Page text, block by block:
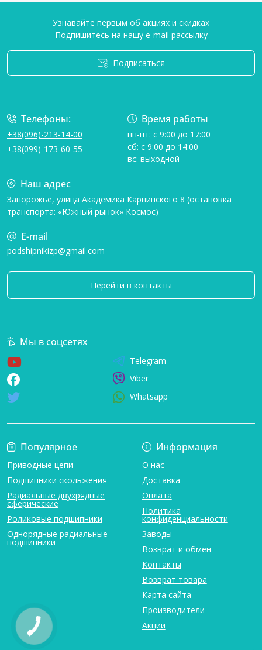
Узнавайте первым об акциях и скидках
Подпишитесь на нашу e-mail рассылку
Подписаться
Телефоны:
+38(096)-213-14-00
+38(099)-173-60-55
Время работы
пн-пт: с 9:00 до 17:00
сб: с 9:00 до 14:00
вс: выходной
Наш адрес
Запорожье, улица Академика Карпинского 8 (остановка
транспорта: «Южный рынок» Космос)
E-mail
podshipnikizp@gmail.com
Перейти в контакты
Популярное
Приводные цепи
Подшипники скольжения
Радиальные двухрядные
сферические
Роликовые подшипники
Однорядные радиальные
подшипники
Информация
О нас
Доставка
Оплата
Политика
конфиденциальности
Заводы
Возврат и обмен
Контакты
Возврат товара
Карта сайта
Производители
Акции
Мы в соцсетях
Telegram
Viber
Whatsapp